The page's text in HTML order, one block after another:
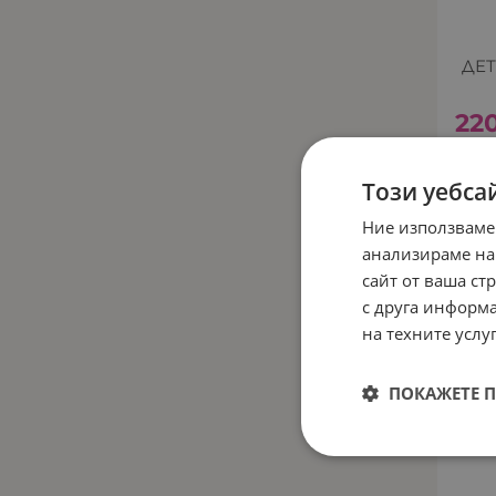
Този
Ние
анализираме
сайт от ваша
с друга
на техните
ПОКАЖЕТЕ